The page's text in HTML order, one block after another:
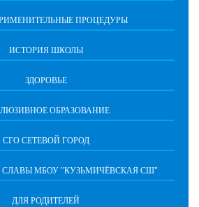
ПРОЦЕДУРЫ
ИСТОРИЯ ШКОЛЫ
ЗДОРОВЬЕ
ОБРАЗОВАНИЕ
СГО СЕТЕВОЙ ГОРОД
СЛАВЫ МБОУ "КУЗЬМИЧЁВСКАЯ СШ"
ДЛЯ РОДИТЕЛЕЙ